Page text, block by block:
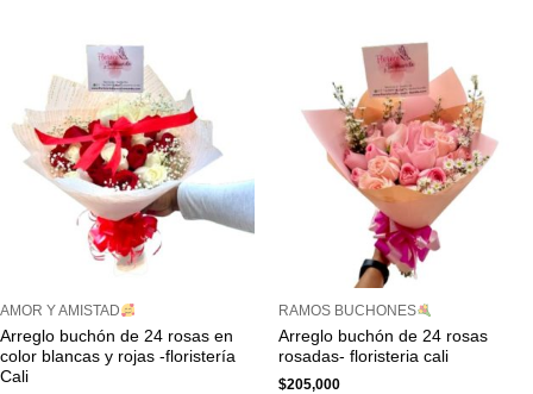
AMOR Y AMISTAD
Arreglo buchón de 24 rosas en
color blancas y rojas -floristería
Cali
RAMOS BUCHONES
Arreglo buchón de 24 rosas
rosadas- floristeria cali
$205,000